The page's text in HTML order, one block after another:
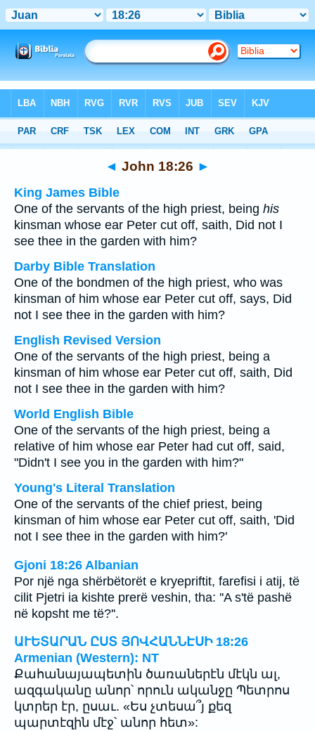
Multilingual > John 18:26
◄ John 18:26 ►
King James Bible
One of the servants of the high priest, being his
kinsman whose ear Peter cut off, saith, Did not I
see thee in the garden with him?
Darby Bible Translation
One of the bondmen of the high priest, who was
kinsman of him whose ear Peter cut off, says, Did
not I see thee in the garden with him?
English Revised Version
One of the servants of the high priest, being a
kinsman of him whose ear Peter cut off, saith, Did
not I see thee in the garden with him?
World English Bible
One of the servants of the high priest, being a
relative of him whose ear Peter had cut off, said,
"Didn't I see you in the garden with him?"
Young's Literal Translation
One of the servants of the chief priest, being
kinsman of him whose ear Peter cut off, saith, 'Did
not I see thee in the garden with him?'
Gjoni 18:26 Albanian
Por një nga shërbëtorët e kryepriftit, farefisi i atij, të
cilit Pjetri ia kishte prerë veshin, tha: ''A s'të pashë
në kopsht me të?''.
ԱՒԵՏԱՐԱՆ ԸՍՏ ՅՈՎՀԱՆՆԷՍԻ 18:26
Armenian (Western): NT
Քահանայապետին ծառաներէն մէկն ալ,
ազգականը անոր՝ որուն ականջը Պետրոս
կտրեր էր, ըսաւ. «Ես չտեսա՞յ քեզ
պարտէզին մէջ՝ անոր հետ»: